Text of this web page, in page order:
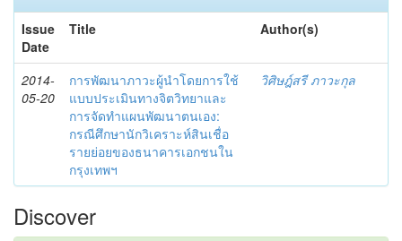
Issue
Date
Title Author(s)
2014-
05-20
การพัฒนาภาวะผู้นำโดยการใช้
แบบประเมินทางจิตวิทยาและ
การจัดทำแผนพัฒนาตนเอง:
กรณีศึกษานักวิเคราะห์สินเชื่อ
รายย่อยของธนาคารเอกชนใน
กรุงเทพฯ
วิศิษฎ์สรี ภาวะกุล
Discover